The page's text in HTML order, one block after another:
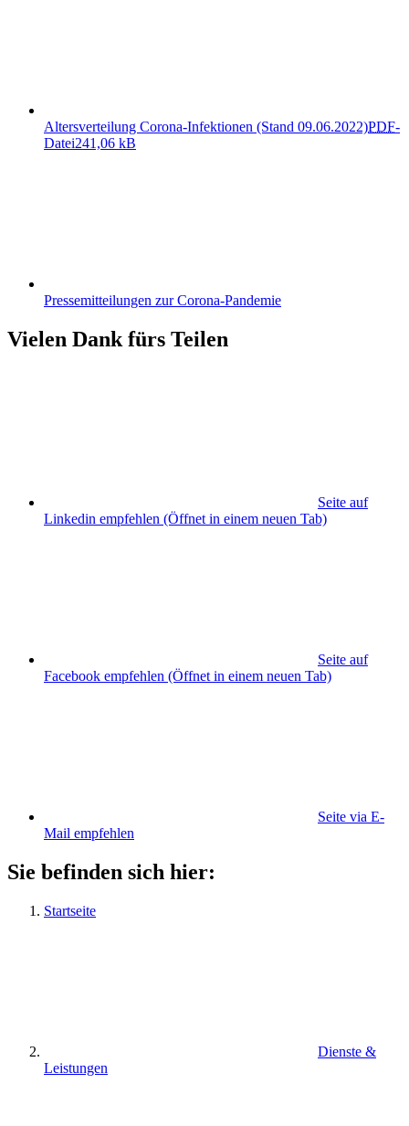
Altersverteilung Corona-Infektionen (Stand 09.06.2022)PDF-
Datei241,06 kB
Pressemitteilungen zur Corona-Pandemie
Vielen Dank fürs Teilen
Seite auf
Linkedin empfehlen (Öffnet in einem neuen Tab)
Seite auf
Facebook empfehlen (Öffnet in einem neuen Tab)
Seite via E-
Mail empfehlen
Sie befinden sich hier:
Startseite
Dienste &
Leistungen